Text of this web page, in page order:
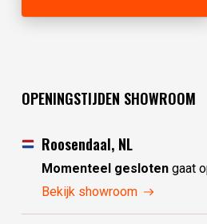
OPENINGSTIJDEN SHOWROOM
Roosendaal, NL
Momenteel geslotengaat
zondag
maandag
Bekijk showroom